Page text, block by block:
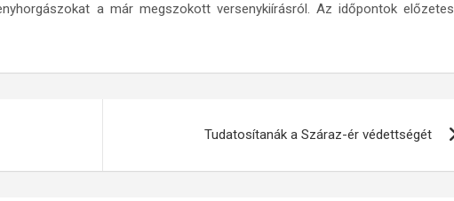
a már megszokott versenykiírásról. Az időpontok előzetes
Tudatosítanák a Száraz-ér védettségét